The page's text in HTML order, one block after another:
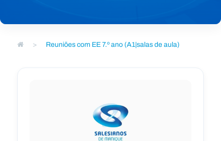
> Reuniões com EE 7.º ano (A1|salas de aula)